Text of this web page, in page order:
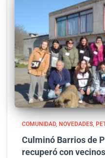
COMUNIDAD NOVEDADES
Culminó Barrios de
recuperó con